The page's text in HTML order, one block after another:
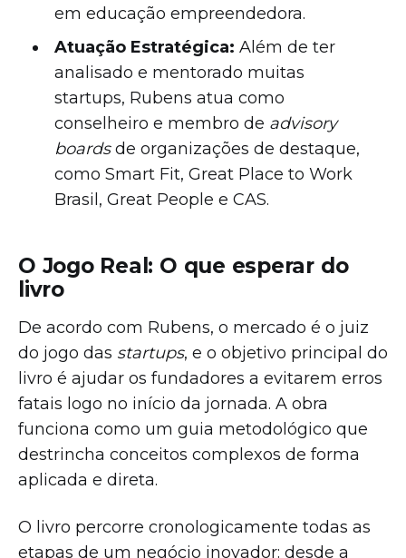
em educação empreendedora.
Atuação Estratégica: Além de ter
analisado e mentorado muitas
startups, Rubens atua como
conselheiro e membro de advisory
boardsde organizações de destaque,
como Smart Fit, Great Place to Work
Brasil, Great People e CAS.
O Jogo Real: O que esperar do
livro
De acordo com Rubens, o mercado é o juiz
do jogo das startups, e o objetivo principal do
livro é ajudar os fundadores a evitarem erros
fatais logo no início da jornada. A obra
funciona como um guia metodológico que
destrincha conceitos complexos de forma
aplicada e direta.
O livro percorre cronologicamente todas as
etapas de um negócio inovador: desde a